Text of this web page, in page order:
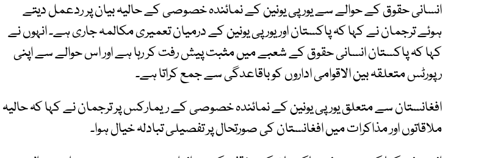
انسانی حقوق کے حوالے سے یورپی یونین کے نمائندہ خصوصی کے حالیہ بیان پر ردعمل دیتے
ہوئے ترجمان نے کہا کہ پاکستان اور یورپی یونین کے درمیان تعمیری مکالمہ جاری ہے۔ انہوں نے
کہا کہ پاکستان انسانی حقوق کے شعبے میں مثبت پیش رفت کر رہا ہے اور اس حوالے سے اپنی
رپورٹس متعلقہ بین الاقوامی اداروں کو باقاعدگی سے جمع کراتا ہے۔
افغانستان سے متعلق یورپی یونین کے نمائندہ خصوصی کے ریمارکس پر ترجمان نے کہا کہ حالیہ
ملاقاتوں اور مذاکرات میں افغانستان کی صورتحال پر تفصیلی تبادلہ خیال ہوا۔